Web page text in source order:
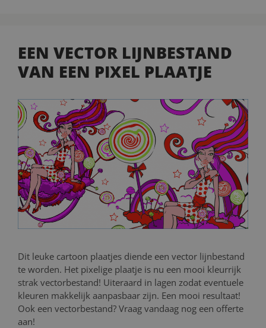
EEN VECTOR LIJNBESTAND
VAN EEN PIXEL PLAATJE
Dit leuke cartoon plaatjes diende een vector lijnbestand
te worden. Het pixelige plaatje is nu een mooi kleurrijk
strak vectorbestand! Uiteraard in lagen zodat eventuele
kleuren makkelijk aanpasbaar zijn. Een mooi resultaat!
Ook een vectorbestand? Vraag vandaag nog een offerte
aan!